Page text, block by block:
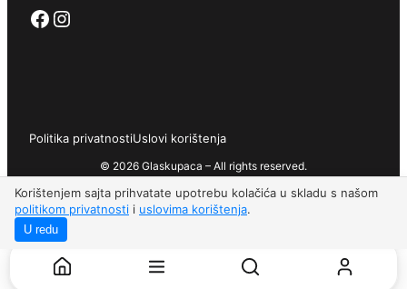
Korištenjem sajta prihvatate upotrebu kolačića u skladu s našom
politikom privatnosti i uslovima korištenja.
U redu
Facebook Instagram
Politika privatnostiUslovi korištenja
© 2026 Glaskupaca – All rights reserved.